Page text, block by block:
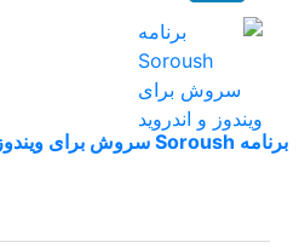
برنامه Soroush سروش برای ویندوز و اندروید